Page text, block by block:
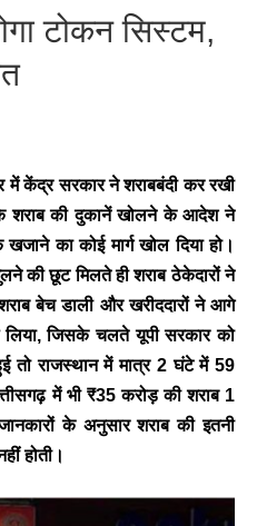
टोकन सिस्टम,
केंद्र सरकार ने शराबबंदी कर रखी
शराब की दुकानें खोलने के आदेश ने
का कोई मार्ग खोल दिया हो।
की छूट मिलते ही शराब ठेकेदारों ने
बेच डाली और खरीददारों ने आगे
जिसके चलते यूपी सरकार को
तो राजस्थान में मात्र 2 घंटे में 59
में भी ₹35 करोड़ की शराब 1
के अनुसार शराब की इतनी
होती।